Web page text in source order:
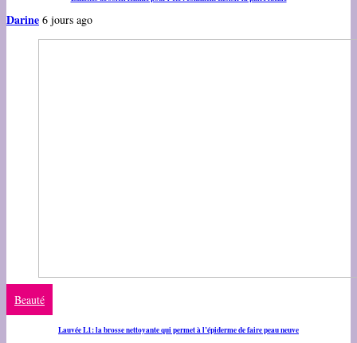
Darine 6 jours ago
Beauté
Lauvée L1: la brosse nettoyante qui permet à l’épiderme de faire peau neuve